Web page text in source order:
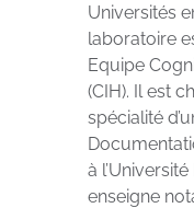
Universités
laboratoire
Equipe
(CIH). Il est
spécialité
à
enseigne